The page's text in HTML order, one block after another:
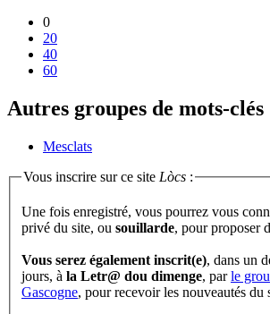
0
20
40
60
Autres groupes de mots-clés
Mesclats
Vous inscrire sur ce site Lòcs :
Une fois enregistré, vous pourrez vous
privé du site, ou souillarde , pour proposer
Vous serez également inscrit(e), dans un
jours, à la Letr@ dou dimenge, parle
Gascogne, pour recevoir les nouveautés du